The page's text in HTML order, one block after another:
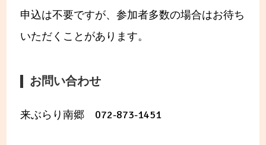
申込は不要ですが、参加者多数の場合はお待ち
いただくことがあります。
お問い合わせ
来ぶらり南郷 072-873-1451